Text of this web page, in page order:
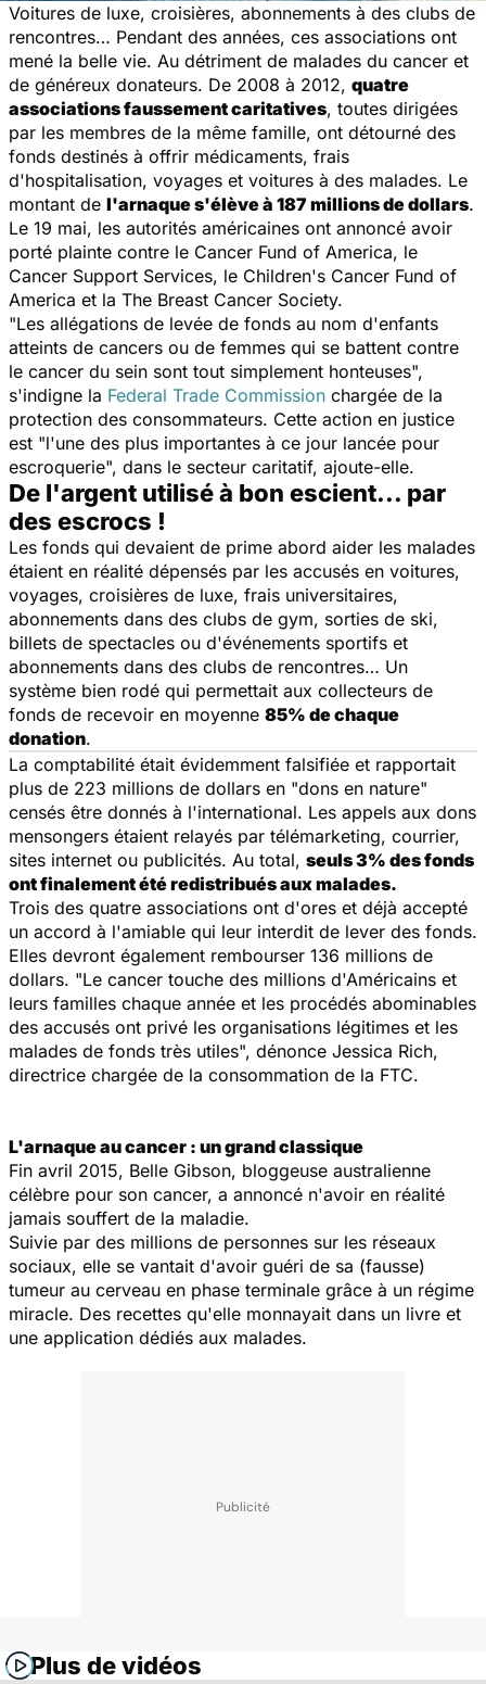
Voitures de luxe, croisières, abonnements à des clubs de
rencontres… Pendant des années, ces associations ont
mené la belle vie. Au détriment de malades du cancer et
de généreux donateurs. De 2008 à 2012, quatre
associations faussement caritatives, toutes dirigées
par les membres de la même famille, ont détourné des
fonds destinés à offrir médicaments, frais
d'hospitalisation, voyages et voitures à des malades. Le
montant de l'arnaque s'élève à 187 millions de dollars.
Le 19 mai, les autorités américaines ont annoncé avoir
porté plainte contre le Cancer Fund of America, le
Cancer Support Services, le Children's Cancer Fund of
America et la The Breast Cancer Society.
"Les allégations de levée de fonds au nom d'enfants
atteints de cancers ou de femmes qui se battent contre
le cancer du sein sont tout simplement honteuses",
s'indigne la Federal Trade Commission chargée de la
protection des consommateurs. Cette action en justice
est "l'une des plus importantes à ce jour lancée pour
escroquerie", dans le secteur caritatif, ajoute-elle.
De l'argent utilisé à bon escient... par
des escrocs !
Les fonds qui devaient de prime abord aider les malades
étaient en réalité dépensés par les accusés en voitures,
voyages, croisières de luxe, frais universitaires,
abonnements dans des clubs de gym, sorties de ski,
billets de spectacles ou d'événements sportifs et
abonnements dans des clubs de rencontres… Un
système bien rodé qui permettait aux collecteurs de
fonds de recevoir en moyenne 85% de chaque
donation.
La comptabilité était évidemment falsifiée et rapportait
plus de 223 millions de dollars en "dons en nature"
censés être donnés à l'international. Les appels aux dons
mensongers étaient relayés par télémarketing, courrier,
sites internet ou publicités. Au total, seuls 3% des fonds
ont finalement été redistribués aux malades.
Trois des quatre associations ont d'ores et déjà accepté
un accord à l'amiable qui leur interdit de lever des fonds.
Elles devront également rembourser 136 millions de
dollars. "Le cancer touche des millions d'Américains et
leurs familles chaque année et les procédés abominables
des accusés ont privé les organisations légitimes et les
malades de fonds très utiles", dénonce Jessica Rich,
directrice chargée de la consommation de la FTC.
L'arnaque au cancer : un grand classique
Fin avril 2015, Belle Gibson, bloggeuse australienne
célèbre pour son cancer, a annoncé n'avoir en réalité
jamais souffert de la maladie.
Suivie par des millions de personnes sur les réseaux
sociaux, elle se vantait d'avoir guéri de sa (fausse)
tumeur au cerveau en phase terminale grâce à un régime
miracle. Des recettes qu'elle monnayait dans un livre et
une application dédiés aux malades.
Plus de vidéos